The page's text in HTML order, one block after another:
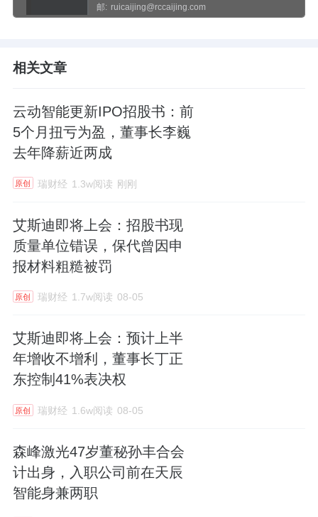
邮: ruicaijing@rccaijing.com
相关文章
云动智能更新IPO招股书：前
5个月扭亏为盈，董事长李巍
去年降薪近两成
原创 瑞财经 1.3w阅读 刚刚
艾斯迪即将上会：招股书现
质量单位错误，保代曾因申
报材料粗糙被罚
原创 瑞财经 1.7w阅读 08-05
艾斯迪即将上会：预计上半
年增收不增利，董事长丁正
东控制41%表决权
原创 瑞财经 1.6w阅读 08-05
森峰激光47岁董秘孙丰合会
计出身，入职公司前在天辰
智能身兼两职